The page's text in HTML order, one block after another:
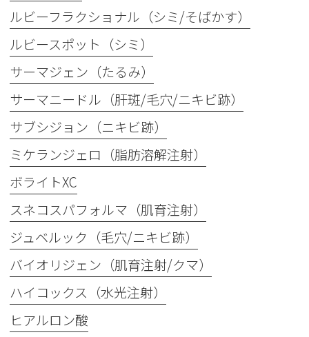
ルビーフラクショナル（シミ/そばかす）
ルビースポット（シミ）
サーマジェン（たるみ）
サーマニードル（肝斑/毛穴/ニキビ跡）
サブシジョン（ニキビ跡）
ミケランジェロ（脂肪溶解注射）
ボライトXC
スネコスパフォルマ（肌育注射）
ジュベルック（毛穴/ニキビ跡）
バイオリジェン（肌育注射/クマ）
ハイコックス（水光注射）
ヒアルロン酸